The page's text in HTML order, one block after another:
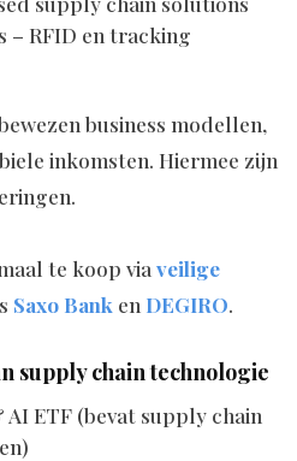
– RFID en tracking
business modellen,
inkomsten. Hiermee zijn
te koop via veilige
Saxo Bank en DEGIRO.
supply chain technologie
AI ETF (bevat supply chain